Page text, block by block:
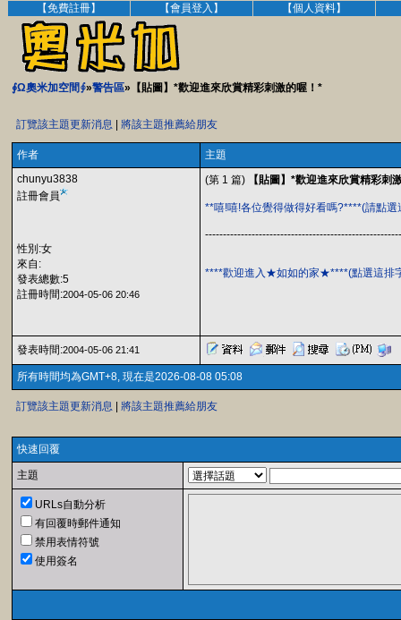
【免費註冊】 【會員登入】 【個人資料】
∮Ω奧米加空間∮»警告區»【貼圖】*歡迎進來欣賞精彩刺激的喔！*
訂覽該主題更新消息 將該主題推薦給朋友
作者
主題
chunyu3838
註冊會員
性別:女
來自:
發表總數:5
註冊時間:2004-05-06 20:46
(第 1 篇) 【貼圖】*歡迎進來欣賞精彩刺
**嘻!嘻!各位覺得做得好看嗎?****(請點
****歡迎進入★如如的家★****(點選這排
發表時間:2004-05-06 21:41
所有時間均為GMT+8, 現在是2026-08-08 05:08
訂覽該主題更新消息 將該主題推薦給朋友
快速回覆
主題
URLs自動分析
有回覆時郵件通知
禁用表情符號
使用簽名